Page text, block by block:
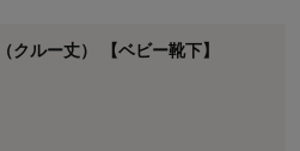
クルー丈） 【ベビー靴下】